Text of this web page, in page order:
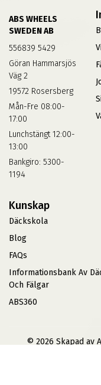
ABS WHEELS
SWEDEN AB
556839 5429
Göran Hammarsjös
Väg 2
19572 Rosersberg
Mån-Fre 08:00-
17:00
Lunchstängt 12:00-
13:00
Bankgiro: 5300-
1194
Kunskap
Däckskola
Blog
FAQs
Informationsbank Av
Och Fälgar
ABS360
© 2026 Skapad av